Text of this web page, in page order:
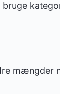
bruge
mængder